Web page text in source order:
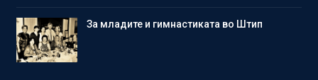
Зa младите и гимнастиката во Штип